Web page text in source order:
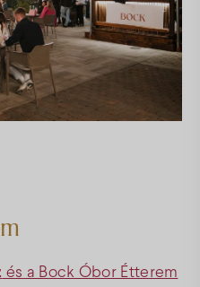
és a Bock Óbor Étterem